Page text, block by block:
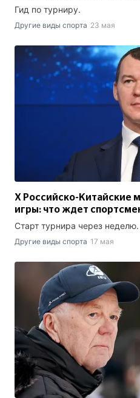
Гид по турниру.
Другие виды спорта 23 мая
Х Российско-Китайские
игры: что ждет
Старт турнира через неделю.
Другие виды спорта 17 мая